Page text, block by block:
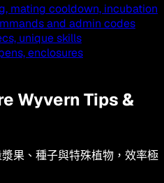
mating cooldown, incubation
and admin codes
unique skills
enclosures
Wyvern Tips &
果、種子與特殊植物，效率極